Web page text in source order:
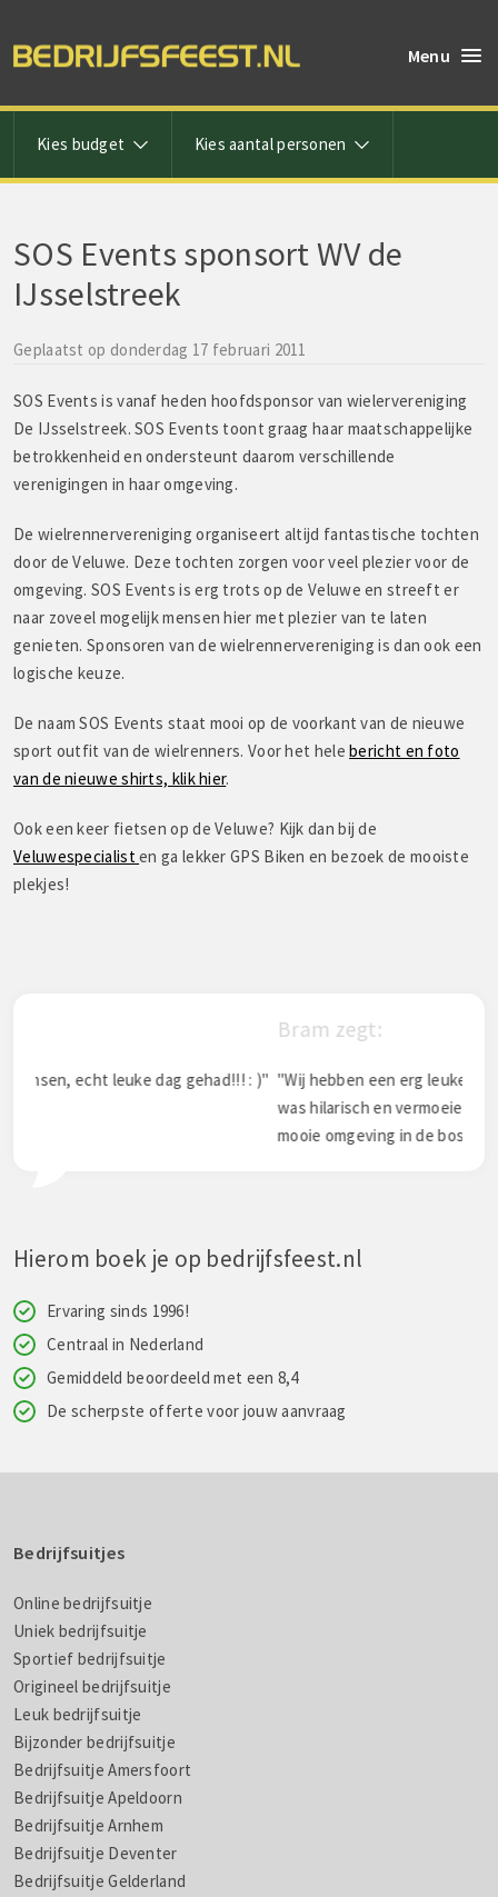
Menu
Kies budget Kies aantal personen
SOS Events sponsort WV de
IJsselstreek
Geplaatst op donderdag 17 februari 2011
SOS Events is vanaf heden hoofdsponsor van wielervereniging
De IJsselstreek. SOS Events toont graag haar maatschappelijke
betrokkenheid en ondersteunt daarom verschillende
verenigingen in haar omgeving.
De wielrennervereniging organiseert altijd fantastische tochten
door de Veluwe. Deze tochten zorgen voor veel plezier voor de
omgeving. SOS Events is erg trots op de Veluwe en streeft er
naar zoveel mogelijk mensen hier met plezier van te laten
genieten. Sponsoren van de wielrennervereniging is dan ook een
logische keuze.
De naam SOS Events staat mooi op de voorkant van de nieuwe
sport outfit van de wielrenners. Voor het helebericht en foto
van de nieuwe shirts, klik hier.
Ook een keer fietsen op de Veluwe? Kijk dan bij de
Veluwespecialisten ga lekker GPS Biken en bezoek de mooiste
plekjes!
gehad!!! : )" "Wij hebben een erg leuke dag gehad. Het
was hilarisch en vermoeiend! Een aanrader dus! Zeer
mooie omgeving in de bossen van de Veluwe."
Hierom boek je op bedrijfsfeest.nl
Ervaring sinds 1996!
Centraal in Nederland
Gemiddeld beoordeeld met een 8,4
De scherpste offerte voor jouw aanvraag
Bedrijfsuitjes
Online bedrijfsuitje
Uniek bedrijfsuitje
Sportief bedrijfsuitje
Origineel bedrijfsuitje
Leuk bedrijfsuitje
Bijzonder bedrijfsuitje
Bedrijfsuitje Amersfoort
Bedrijfsuitje Apeldoorn
Bedrijfsuitje Arnhem
Bedrijfsuitje Deventer
Bedrijfsuitje Gelderland